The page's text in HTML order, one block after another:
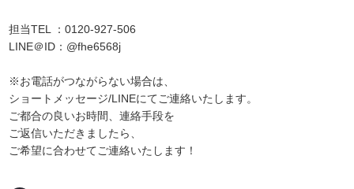
担当TEL ：0120-927-506
LINE＠ID：@fhe6568j
※お電話がつながらない場合は、
ショートメッセージ/LINEにてご連絡いたします。
ご都合の良いお時間、連絡手段を
ご返信いただきましたら、
ご希望に合わせてご連絡いたします！